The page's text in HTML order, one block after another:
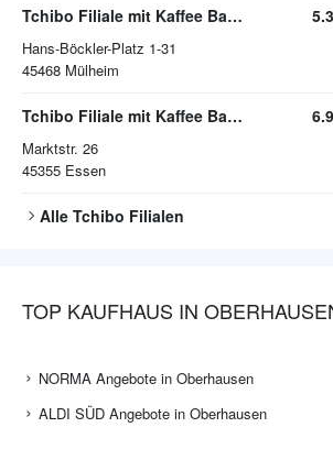
Tchibo Filiale mit Kaffee Bar Muelheim/Ruhr
Hans-Böckler-Platz 1-31
45468 Mülheim
Tchibo Filiale mit Kaffee Bar Essen
Marktstr. 26
45355 Essen
Alle Tchibo Filialen
TOP KAUFHAUS IN
NORMA Angebote in Oberhausen
ALDI SÜD Angebote in Oberhausen